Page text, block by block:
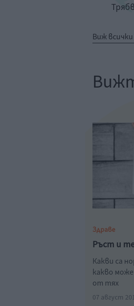
Виж
Здраве
Ръст и
Какви са
какво
от тях
07 август